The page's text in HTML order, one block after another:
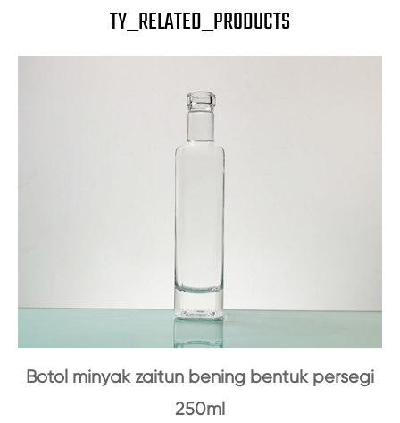
TY_RELATED_PRODUCTS
Botol minyak zaitun bening bentuk persegi
250ml